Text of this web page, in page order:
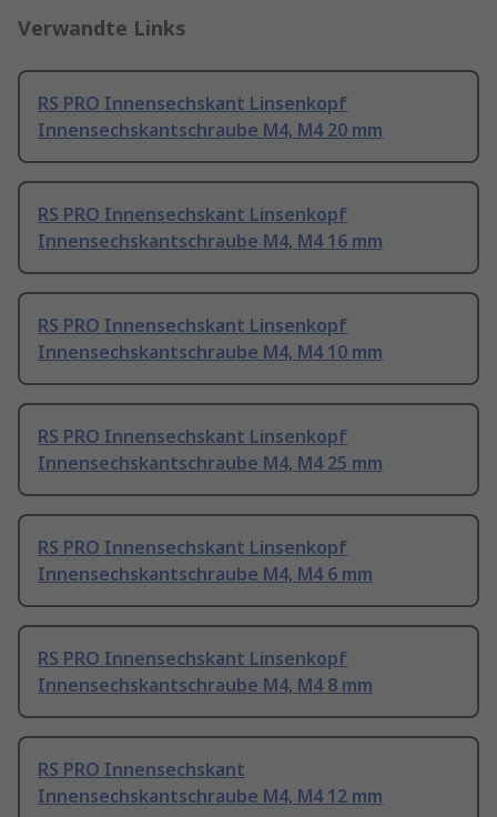
Verwandte Links
RS PRO Innensechskant Linsenkopf
Innensechskantschraube M4, M4 20 mm
RS PRO Innensechskant Linsenkopf
Innensechskantschraube M4, M4 16 mm
RS PRO Innensechskant Linsenkopf
Innensechskantschraube M4, M4 10 mm
RS PRO Innensechskant Linsenkopf
Innensechskantschraube M4, M4 25 mm
RS PRO Innensechskant Linsenkopf
Innensechskantschraube M4, M4 6 mm
RS PRO Innensechskant Linsenkopf
Innensechskantschraube M4, M4 8 mm
RS PRO Innensechskant
Innensechskantschraube M4, M4 12 mm